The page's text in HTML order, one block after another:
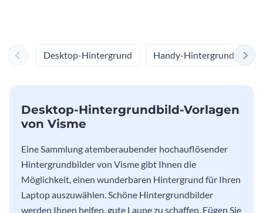
Desktop-Hintergrund Handy-Hintergrundbilder
Desktop-Hintergrundbild-Vorlagen
von Visme
Eine Sammlung atemberaubender hochauflösender
Hintergrundbilder von Visme gibt Ihnen die
Möglichkeit, einen wunderbaren Hintergrund für Ihren
Laptop auszuwählen. Schöne Hintergrundbilder
werden Ihnen helfen, gute Laune zu schaffen. Fügen Sie